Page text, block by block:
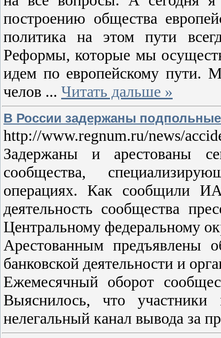
построению общества
политика на этом пути
Реформы, которые мы
идем по европейскому пути.
челов ... Читать дальше »
В России задержаны
http://www.regnum.ru/news/
Задержаны и арестованы
сообщества,
операциях. Как сообщили
деятельность сообщества
Центральному федеральному
Арестованным предъявлены
банковской деятельности и
Ежемесячный оборот
Выяснилось, что участники
нелегальный канал вывода за